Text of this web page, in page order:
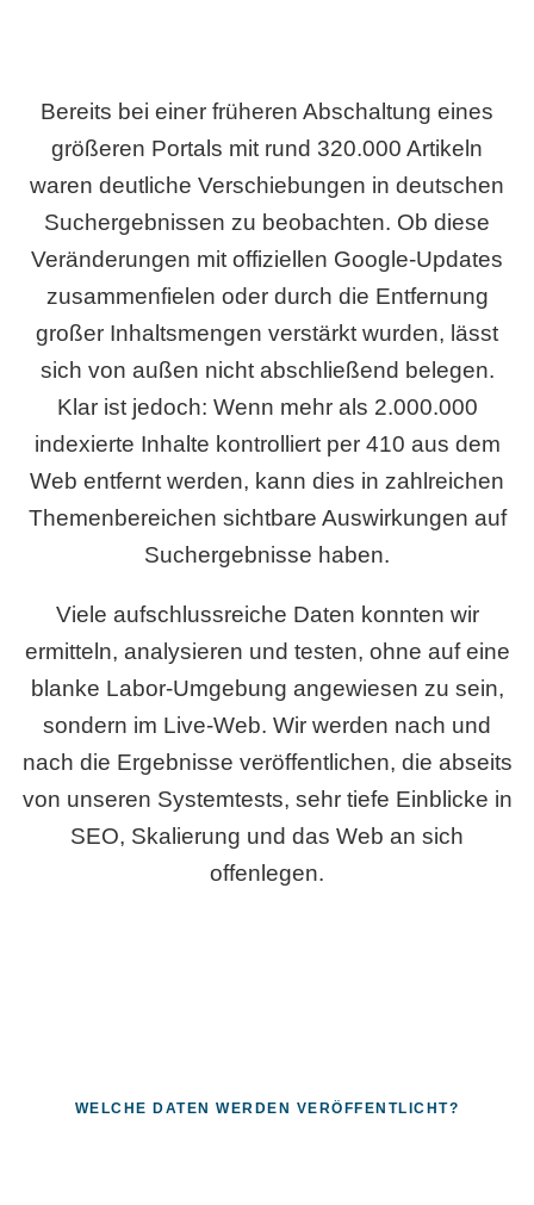
Bereits bei einer früheren Abschaltung eines
größeren Portals mit rund 320.000 Artikeln
waren deutliche Verschiebungen in deutschen
Suchergebnissen zu beobachten. Ob diese
Veränderungen mit offiziellen Google-Updates
zusammenfielen oder durch die Entfernung
großer Inhaltsmengen verstärkt wurden, lässt
sich von außen nicht abschließend belegen.
Klar ist jedoch: Wenn mehr als 2.000.000
indexierte Inhalte kontrolliert per 410 aus dem
Web entfernt werden, kann dies in zahlreichen
Themenbereichen sichtbare Auswirkungen auf
Suchergebnisse haben.
Viele aufschlussreiche Daten konnten wir
ermitteln, analysieren und testen, ohne auf eine
blanke Labor-Umgebung angewiesen zu sein,
sondern im Live-Web. Wir werden nach und
nach die Ergebnisse veröffentlichen, die abseits
von unseren Systemtests, sehr tiefe Einblicke in
SEO, Skalierung und das Web an sich
offenlegen.
WELCHE DATEN WERDEN VERÖFFENTLICHT?